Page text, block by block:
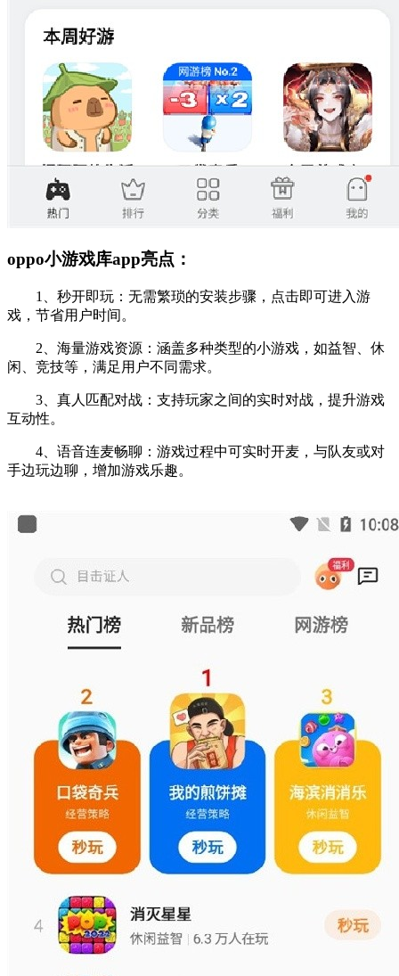
oppo小游戏库app亮点：
1、秒开即玩：无需繁琐的安装步骤，点击即可进入游
戏，节省用户时间。
2、海量游戏资源：涵盖多种类型的小游戏，如益智、休
闲、竞技等，满足用户不同需求。
3、真人匹配对战：支持玩家之间的实时对战，提升游戏
互动性。
4、语音连麦畅聊：游戏过程中可实时开麦，与队友或对
手边玩边聊，增加游戏乐趣。